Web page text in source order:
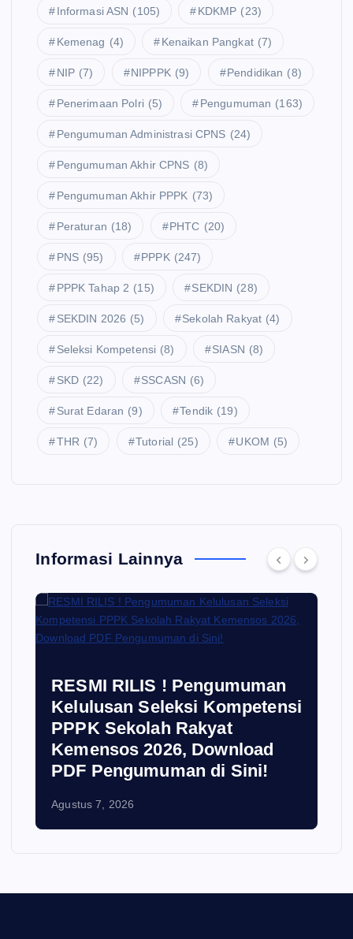
Informasi ASN (105) KDKMP (23)
Kemenag (4) Kenaikan Pangkat (7)
NIP (7) NIPPPK (9) Pendidikan (8)
Penerimaan Polri (5) Pengumuman (163)
Pengumuman Administrasi CPNS (24)
Pengumuman Akhir CPNS (8)
Pengumuman Akhir PPPK (73)
Peraturan (18) PHTC (20)
PNS (95) PPPK (247)
PPPK Tahap 2 (15) SEKDIN (28)
SEKDIN 2026 (5) Sekolah Rakyat (4)
Seleksi Kompetensi (8) SIASN (8)
SKD (22) SSCASN (6)
Surat Edaran (9) Tendik (19)
THR (7) Tutorial (25) UKOM (5)
Informasi Lainnya
RESMI RILIS ! Pengumuman
Kelulusan Seleksi Kompetensi
PPPK Sekolah Rakyat
Kemensos 2026, Download
PDF Pengumuman di Sini!
Agustus 7, 2026